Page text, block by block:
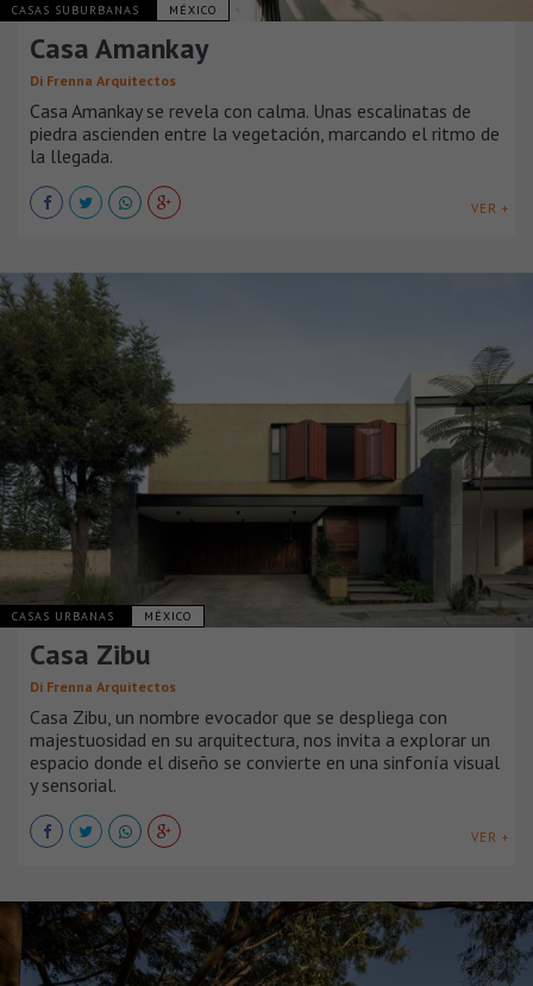
CASAS SUBURBANAS MÉXICO
Casa Amankay
Di Frenna Arquitectos
Casa Amankay se revela con calma. Unas escalinatas de
piedra ascienden entre la vegetación, marcando el ritmo de
la llegada.
VER +
CASAS URBANAS MÉXICO
Casa Zibu
Di Frenna Arquitectos
Casa Zibu, un nombre evocador que se despliega con
majestuosidad en su arquitectura, nos invita a explorar un
espacio donde el diseño se convierte en una sinfonía visual
y sensorial.
VER +